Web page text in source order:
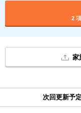
2
家
次回更新予